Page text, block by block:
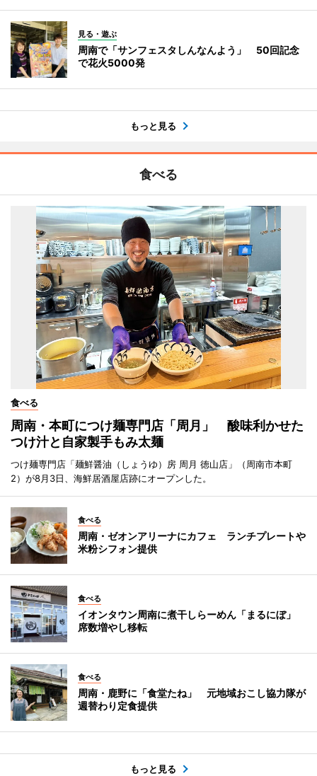
見る・遊ぶ
周南で「サンフェスタしんなんよう」 50回記念
で花火5000発
もっと見る
食べる
食べる
周南・本町につけ麺専門店「周月」 酸味利かせた
つけ汁と自家製手もみ太麺
つけ麺専門店「麺鮮醤油（しょうゆ）房 周月 徳山店」（周南市本町
2）が8月3日、海鮮居酒屋店跡にオープンした。
食べる
周南・ゼオンアリーナにカフェ ランチプレートや
米粉シフォン提供
食べる
イオンタウン周南に煮干しらーめん「まるにぼ」
席数増やし移転
食べる
周南・鹿野に「食堂たね」 元地域おこし協力隊が
週替わり定食提供
もっと見る